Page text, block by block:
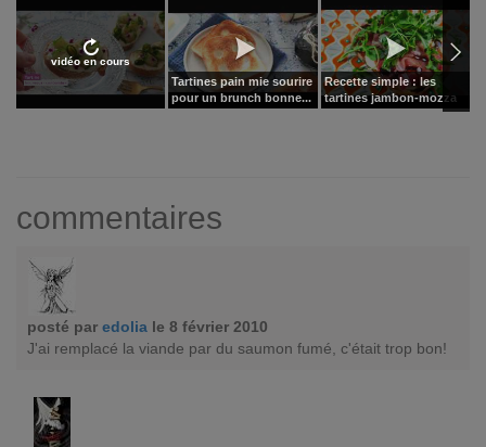
vidéo en cours
Tartines pain mie sourire
pour un brunch bonne...
Recette simple : les
tartines jambon-mozza
commentaires
posté par edolia le 8 février 2010
J'ai remplacé la viande par du saumon fumé, c'était trop bon!